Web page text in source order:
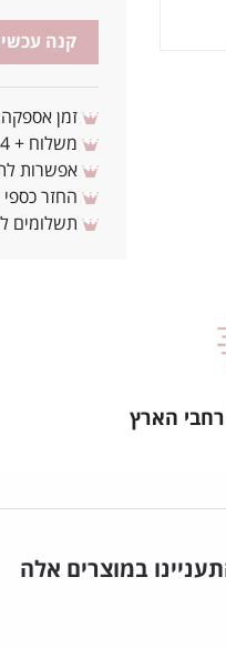
קנה
זמן אספקה: 3 - 10 ימי עסקים מאישור
משלוח + 3-4 ימי עסקים(צריכים לפני ? צרו איתנו קשר)
אפשרות
החזר כספי /
תשלומים
הארץ
במוצרים אלה